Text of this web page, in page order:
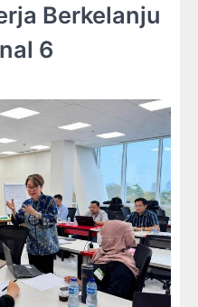
Berkelanju
6